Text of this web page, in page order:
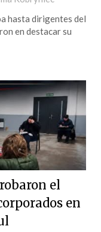
hasta dirigentes del
en destacar su
el
en